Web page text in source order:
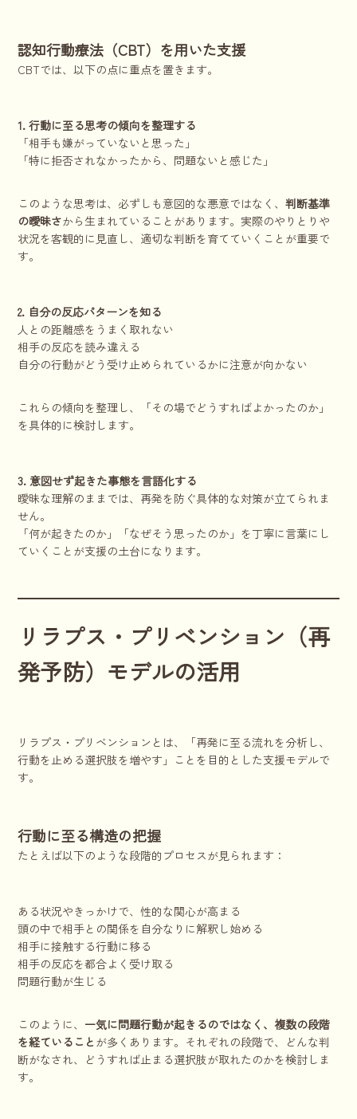
認知行動療法（CBT）を用いた支援
CBTでは、以下の点に重点を置きます。
1. 行動に至る思考の傾向を整理する
「相手も嫌がっていないと思った」
「特に拒否されなかったから、問題ないと感じた」
このような思考は、必ずしも意図的な悪意ではなく、判断基準
の曖昧さから生まれていることがあります。実際のやりとりや
状況を客観的に見直し、適切な判断を育てていくことが重要で
す。
2. 自分の反応パターンを知る
人との距離感をうまく取れない
相手の反応を読み違える
自分の行動がどう受け止められているかに注意が向かない
これらの傾向を整理し、「その場でどうすればよかったのか」
を具体的に検討します。
3. 意図せず起きた事態を言語化する
曖昧な理解のままでは、再発を防ぐ具体的な対策が立てられま
せん。
「何が起きたのか」「なぜそう思ったのか」を丁寧に言葉にし
ていくことが支援の土台になります。
リラプス・プリベンション（再
発予防）モデルの活用
リラプス・プリベンションとは、「再発に至る流れを分析し、
行動を止める選択肢を増やす」ことを目的とした支援モデルで
す。
行動に至る構造の把握
たとえば以下のような段階的プロセスが見られます：
ある状況やきっかけで、性的な関心が高まる
頭の中で相手との関係を自分なりに解釈し始める
相手に接触する行動に移る
相手の反応を都合よく受け取る
問題行動が生じる
このように、 一気に問題行動が起きるのではなく、複数の段階
を経ていること が多くあります。それぞれの段階で、どんな判
断がなされ、どうすれば止まる選択肢が取れたのかを検討しま
す。